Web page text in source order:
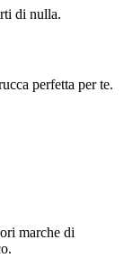
di nulla.
perfetta per te.
marche di